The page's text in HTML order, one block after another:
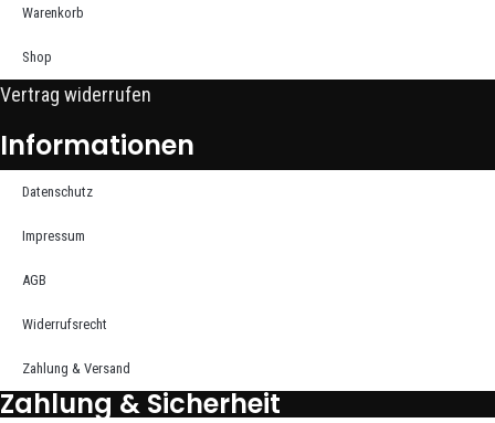
Warenkorb
Shop
Vertrag widerrufen
Informationen
Datenschutz
Impressum
AGB
Widerrufsrecht
Zahlung & Versand
Zahlung & Sicherheit